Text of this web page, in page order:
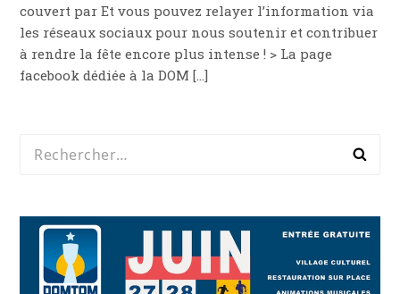
couvert par Et vous pouvez relayer l’information via
les réseaux sociaux pour nous soutenir et contribuer
à rendre la fête encore plus intense ! > La page
facebook dédiée à la DOM […]